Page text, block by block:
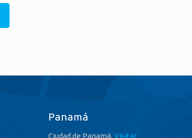
Panamá
Ciudad de Panamá,Visitar